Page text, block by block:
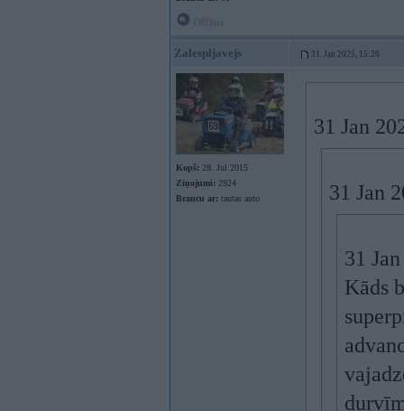
Zalespljavejs 31. Jan 2025, 15:28
Kopš: 28. Jul 2015
Ziņojumi: 2924
Braucu ar: tautas auto
31 Jan
31 Jan
31
Kāds